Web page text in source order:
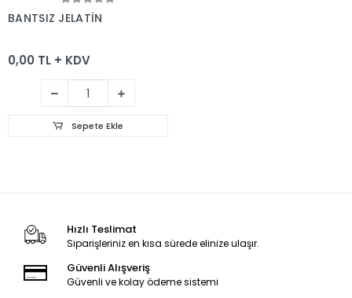
Sepete Ekle
BANTSIZ JELATİN
0,00 TL + KDV
Sepete Ekle
Hızlı Teslimat
Siparişleriniz en kısa sürede elinize ulaşır.
Güvenli Alışveriş
Güvenli ve kolay ödeme sistemi